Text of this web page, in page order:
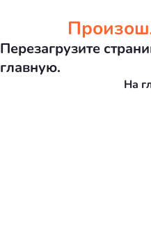
Перезагрузите
главную.
На